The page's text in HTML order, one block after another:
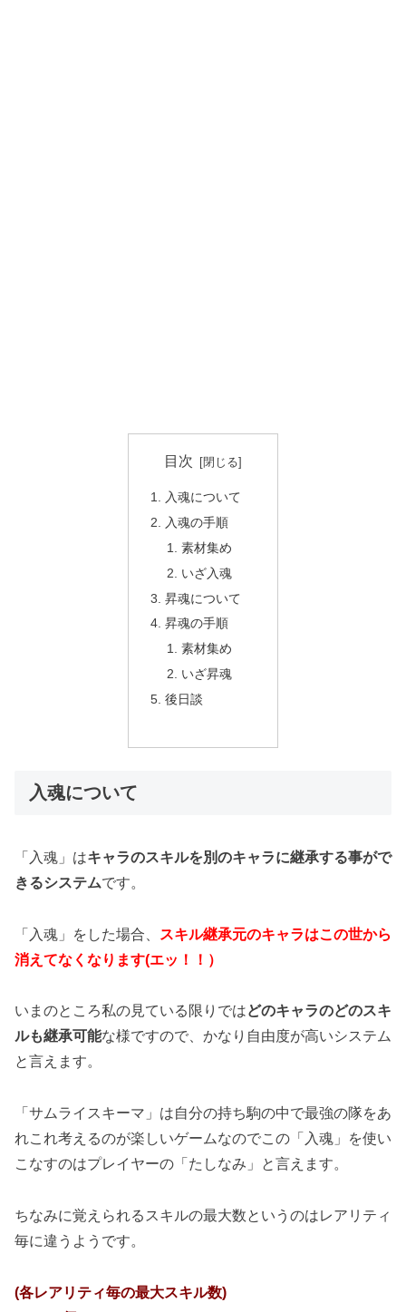
目次
入魂について
入魂の手順
素材集め
いざ入魂
昇魂について
昇魂の手順
素材集め
いざ昇魂
後日談
入魂について
「入魂」はキャラのスキルを別のキャラに継承する事がで
きるシステムです。
「入魂」をした場合、
スキル継承元のキャラはこの世から
消えてなくなります(エッ！！）
いまのところ私の見ている限りではどのキャラのどのスキ
ルも継承可能な様ですので、かなり自由度が高いシステム
と言えます。
「サムライスキーマ」は自分の持ち駒の中で最強の隊をあ
れこれ考えるのが楽しいゲームなのでこの「入魂」を使い
こなすのはプレイヤーの「たしなみ」と言えます。
ちなみに覚えられるスキルの最大数というのはレアリティ
毎に違うようです。
(各レアリティ毎の最大スキル数)